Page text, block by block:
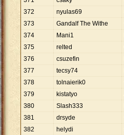
372
nyulas69
373
Gandalf The Withe
374
Mani1
375
relted
376
csuzefin
377
tecsy74
378
tolnaierik0
379
kistatyo
380
Slash333
381
drsyde
382
helydi